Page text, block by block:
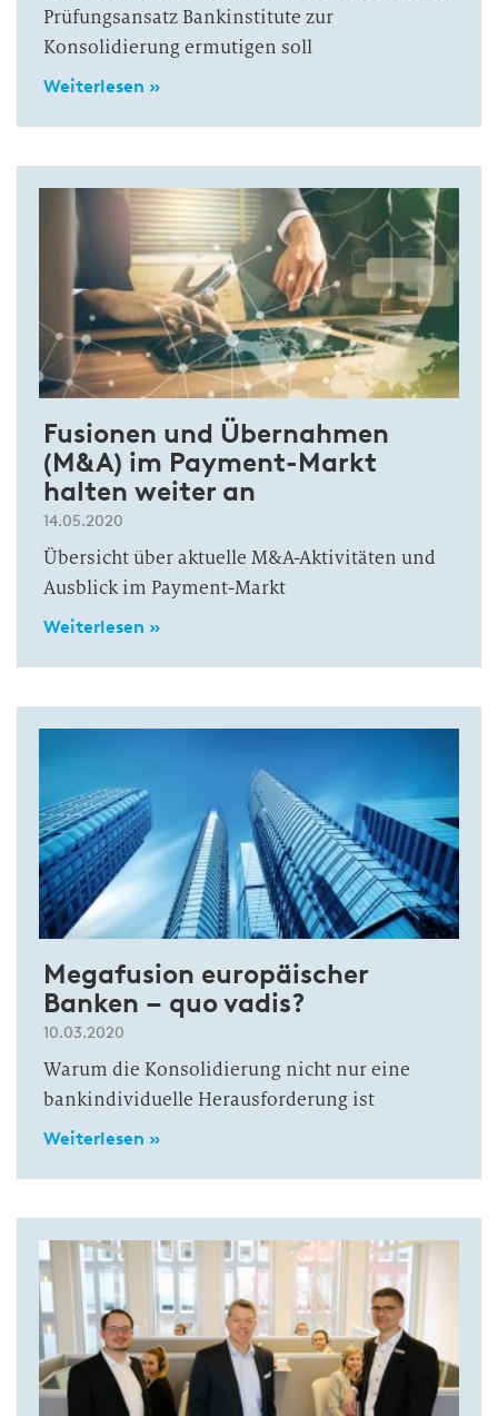
Prüfungsansatz Bankinstitute zur
Konsolidierung ermutigen soll
Weiterlesen »
Fusionen und Übernahmen
(M&A) im Payment-Markt
halten weiter an
14.05.2020
Übersicht über aktuelle M&A-Aktivitäten und
Ausblick im Payment-Markt
Weiterlesen »
Megafusion europäischer
Banken – quo vadis?
10.03.2020
Warum die Konsolidierung nicht nur eine
bankindividuelle Herausforderung ist
Weiterlesen »